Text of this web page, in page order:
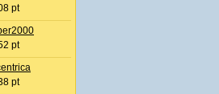
pt
pt
pt